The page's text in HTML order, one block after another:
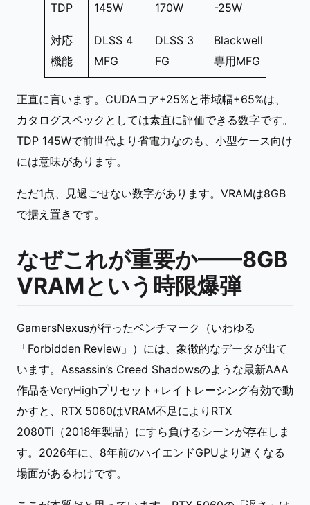
TDP 145W 170W -25W
対応
機能
DLSS 4
MFG
DLSS 3
FG
Blackwell
専用MFG
正直に言います。CUDAコア+25%と帯域幅+65%は、
カタログスペックとしては素直に評価できる数字です。
TDP 145Wで前世代より省電力なのも、小型ケース向け
には意味があります。
ただ1点、見過ごせない数字があります。VRAMは8GB
で据え置きです。
なぜこれが重要か——8GB
VRAMという時限爆弾
GamersNexusが行ったベンチマーク（いわゆる
「Forbidden Review」）には、象徴的なデータが出て
います。Assassin’s Creed Shadowsのような最新AAA
作品をVeryHighプリセット+レイトレーシング有効で動
かすと、RTX 5060はVRAM不足によりRTX
2080Ti（2018年製品）にすら負けるシーンが存在しま
す。2026年に、8年前のハイエンドGPUより遅くなる
場面があるわけです。